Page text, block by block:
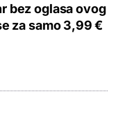
bez oglasa ovog
za samo 3,99 €